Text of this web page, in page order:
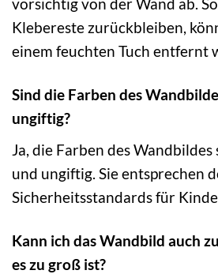
vorsichtig von der Wand ab.
Klebereste zurückbleiben,
einem feuchten Tuch entfernt
Sind die Farben des
ungiftig?
Ja, die Farben des
und ungiftig. Sie entsprechen
Sicherheitsstandards für
Kann ich das Wandbild auch
es zu groß ist?